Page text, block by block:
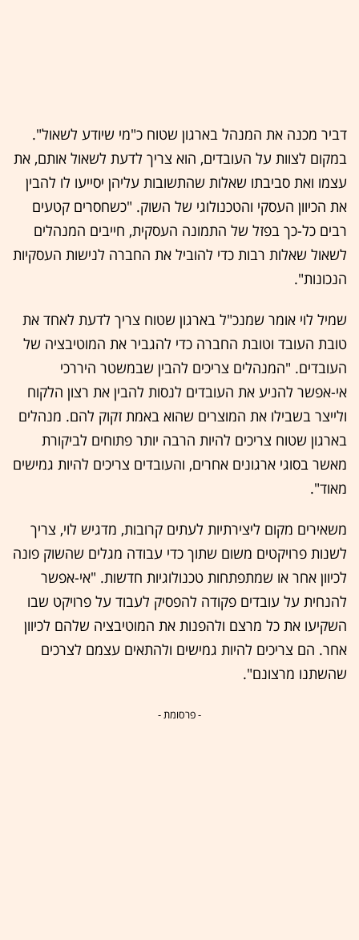
דביר מכנה את המנהל בארגון שטוח כ"מי שיודע לשאול".
במקום לצוות על העובדים, הוא צריך לדעת לשאול אותם, את
עצמו ואת סביבתו שאלות שהתשובות עליהן יסייעו לו להבין
את הכיוון העסקי והטכנולוגי של השוק. "כשחסרים קטעים
רבים כל-כך בפזל של התמונה העסקית, חייבים המנהלים
לשאול שאלות רבות כדי להוביל את החברה לנישות העסקיות
הנכונות".
שמיל לוי אומר שמנכ"ל בארגון שטוח צריך לדעת לאחד את
טובת העובד וטובת החברה כדי להגביר את המוטיבציה של
העובדים. "המנהלים צריכים להבין שבמשטר היררכי
אי-אפשר להניע את העובדים לנסות להבין את רצון הלקוח
ולייצר בשבילו את המוצרים שהוא באמת זקוק להם. מנהלים
בארגון שטוח צריכים להיות הרבה יותר פתוחים לביקורת
מאשר בסוגי ארגונים אחרים, והעובדים צריכים להיות גמישים
מאוד".
משאירים מקום ליצירתיות לעתים קרובות, מדגיש לוי, צריך
לשנות פרויקטים משום שתוך כדי עבודה מגלים שהשוק פונה
לכיוון אחר או שמתפתחות טכנולוגיות חדשות. "אי-אפשר
להנחית על עובדים פקודה להפסיק לעבוד על פרויקט שבו
השקיעו את כל מרצם ולהפנות את המוטיבציה שלהם לכיוון
אחר. הם צריכים להיות גמישים ולהתאים עצמם לצרכים
שהשתנו מרצונם".
- פרסומת -